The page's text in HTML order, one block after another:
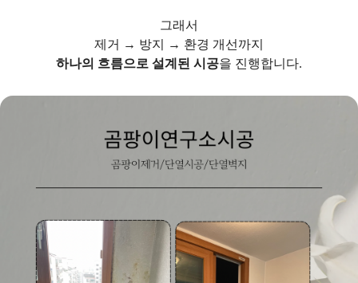
그래서
제거 → 방지 → 환경 개선까지
하나의 흐름으로 설계된 시공을 진행합니다.